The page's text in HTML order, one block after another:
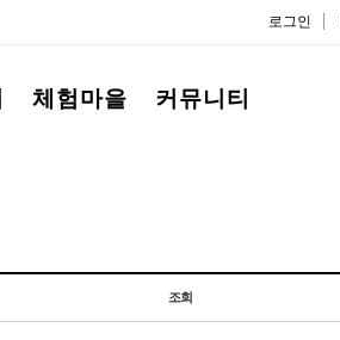
로그인
체험마을 커뮤니티
조회